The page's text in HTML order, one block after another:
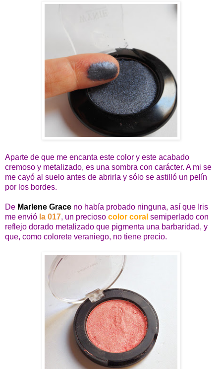
Aparte de que me encanta este color y este acabado
cremoso y metalizado, es una sombra con carácter. A mi se
me cayó al suelo antes de abrirla y sólo se astilló un pelín
por los bordes.
De Marlene Grace no había probado ninguna, así que Iris
me envió la 017, un precioso color coral semiperlado con
reflejo dorado metalizado que pigmenta una barbaridad, y
que, como colorete veraniego, no tiene precio.